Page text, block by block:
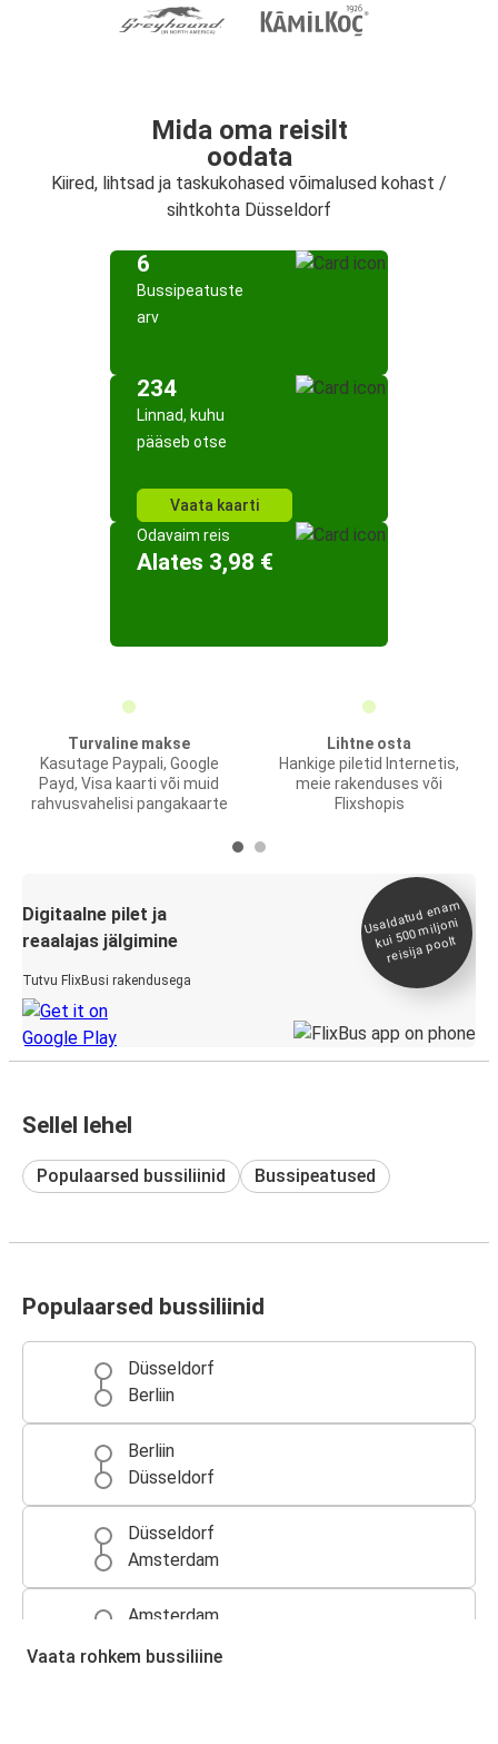
Mida oma reisilt
oodata
Kiired, lihtsad ja taskukohased võimalused kohast /
sihtkohta Düsseldorf
6
Bussipeatuste
arv
234
Linnad, kuhu
pääseb otse
Vaata kaarti
Odavaim reis
Alates 3,98 €
Turvaline makse
Kasutage Paypali, Google
Payd, Visa kaarti või muid
rahvusvahelisi pangakaarte
Lihtne osta
Hankige piletid Internetis,
meie rakenduses või
Flixshopis
Digitaalne pilet ja
reaalajas jälgimine
Tutvu FlixBusi rakendusega
Usaldatud ena
m
kui 500
miljoni
reisija poolt
Sellel lehel
Populaarsed bussiliinid Bussipeatused
Populaarsed bussiliinid
Düsseldorf
Berliin
Berliin
Düsseldorf
Düsseldorf
Amsterdam
Amsterdam
Vaata rohkem bussiliine